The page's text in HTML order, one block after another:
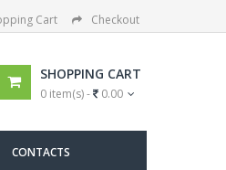
Cart Checkout
SHOPPING CART
0 item(s) - 0.00
CONTACTS